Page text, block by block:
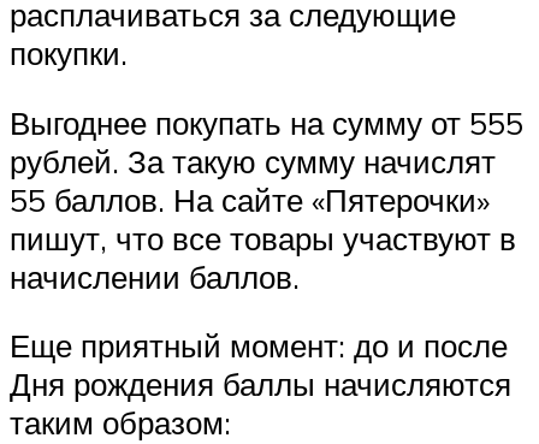
расплачиваться за следующие
покупки.
Выгоднее покупать на сумму от 555
рублей. За такую сумму начислят
55 баллов. На сайте «Пятерочки»
пишут, что все товары участвуют в
начислении баллов.
Еще приятный момент: до и после
Дня рождения баллы начисляются
таким образом: